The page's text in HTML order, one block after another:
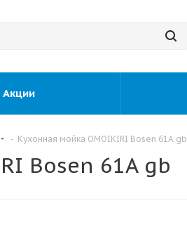
Акции
- Кухонная мойка OMOIKIRI Bosen 61A gb
Bosen 61A gb